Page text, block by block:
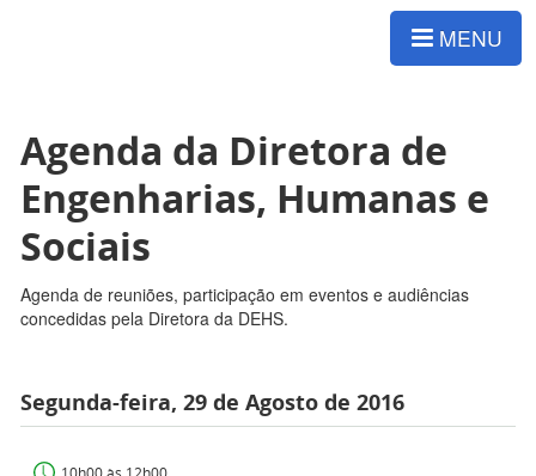
MENU
Agenda da Diretora de
Engenharias, Humanas e
Sociais
Agenda de reuniões, participação em eventos e audiências
concedidas pela Diretora da DEHS.
Segunda-feira, 29 de Agosto de 2016